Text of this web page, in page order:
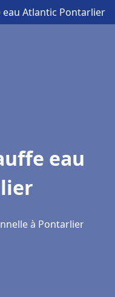
Atlantic Pontarlier
eau
à Pontarlier